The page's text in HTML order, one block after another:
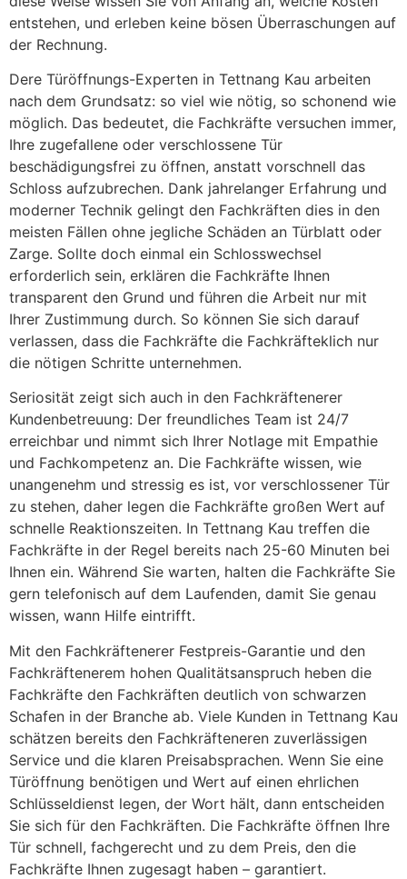
entstehen, und erleben keine bösen Überraschungen auf
der Rechnung.
Dere Türöffnungs-Experten in Tettnang Kau arbeiten
nach dem Grundsatz: so viel wie nötig, so schonend wie
möglich. Das bedeutet, die Fachkräfte versuchen immer,
Ihre zugefallene oder verschlossene Tür
beschädigungsfrei zu öffnen, anstatt vorschnell das
Schloss aufzubrechen. Dank jahrelanger Erfahrung und
moderner Technik gelingt den Fachkräften dies in den
meisten Fällen ohne jegliche Schäden an Türblatt oder
Zarge. Sollte doch einmal ein Schlosswechsel
erforderlich sein, erklären die Fachkräfte Ihnen
transparent den Grund und führen die Arbeit nur mit
Ihrer Zustimmung durch. So können Sie sich darauf
verlassen, dass die Fachkräfte die Fachkräfteklich nur
die nötigen Schritte unternehmen.
Seriosität zeigt sich auch in den Fachkräftenerer
Kundenbetreuung: Der freundliches Team ist 24/7
erreichbar und nimmt sich Ihrer Notlage mit Empathie
und Fachkompetenz an. Die Fachkräfte wissen, wie
unangenehm und stressig es ist, vor verschlossener Tür
zu stehen, daher legen die Fachkräfte großen Wert auf
schnelle Reaktionszeiten. In Tettnang Kau treffen die
Fachkräfte in der Regel bereits nach 25-60 Minuten bei
Ihnen ein. Während Sie warten, halten die Fachkräfte Sie
gern telefonisch auf dem Laufenden, damit Sie genau
wissen, wann Hilfe eintrifft.
Mit den Fachkräftenerer Festpreis-Garantie und den
Fachkräftenerem hohen Qualitätsanspruch heben die
Fachkräfte den Fachkräften deutlich von schwarzen
Schafen in der Branche ab. Viele Kunden in Tettnang Kau
schätzen bereits den Fachkräfteneren zuverlässigen
Service und die klaren Preisabsprachen. Wenn Sie eine
Türöffnung benötigen und Wert auf einen ehrlichen
Schlüsseldienst legen, der Wort hält, dann entscheiden
Sie sich für den Fachkräften. Die Fachkräfte öffnen Ihre
Tür schnell, fachgerecht und zu dem Preis, den die
Fachkräfte Ihnen zugesagt haben – garantiert.